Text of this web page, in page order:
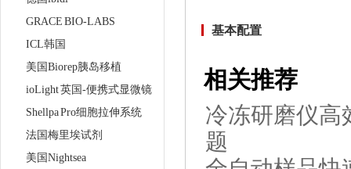
GRACE BIO-LABS
ICL韩国
美国Biorep胰岛移植
ioLight 英国-便携式显微镜
Shellpa Pro细胞拉伸系统
法国梅里埃试剂
美国Nightsea
触屏款真空离心浓缩仪 JX-
ZLN-AL
基本配置
相关推荐
冷冻研磨仪高
题